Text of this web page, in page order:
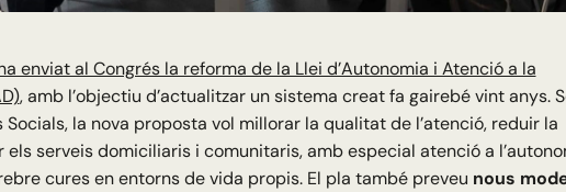
enviat al Congrés la reforma de la Llei d’Autonomia i Atenció a la
, amb l’objectiu d’actualitzar un sistema creat fa gairebé vint anys.
la nova proposta vol millorar la qualitat de l’atenció, reduir la
serveis domiciliaris i comunitaris, amb especial atenció a
cures en entorns de vida propis. El pla també preveu nous